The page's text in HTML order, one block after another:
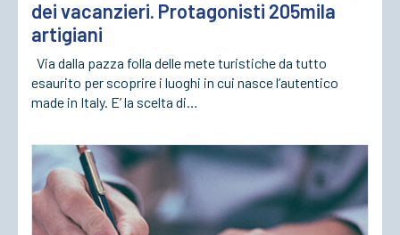
dei vacanzieri. Protagonisti 205mila
artigiani
Via dalla pazza folla delle mete turistiche da tutto
esaurito per scoprire i luoghi in cui nasce l’autentico
made in Italy. E’ la scelta di…